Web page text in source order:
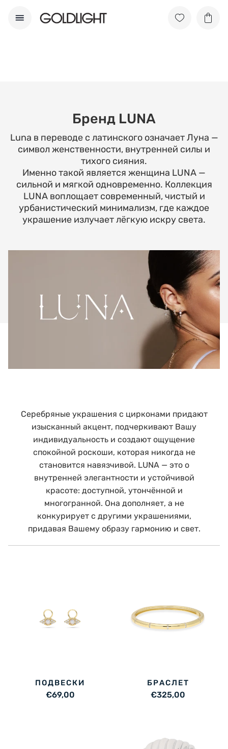
Бренд LUNA
Luna в переводе с латинского означает Луна —
символ женственности, внутренней силы и
тихого сияния.
Именно такой является женщина LUNA —
сильной и мягкой одновременно. Коллекция
LUNA воплощает современный, чистый и
урбанистический минимализм, где каждое
украшение излучает лёгкую искру света.
Серебряные украшения с цирконами придают
изысканный акцент, подчеркивают Вашу
индивидуальность и создают ощущение
спокойной роскоши, которая никогда не
становится навязчивой. LUNA — это о
внутренней элегантности и устойчивой
красоте: доступной, утончённой и
многогранной. Она дополняет, а не
конкурирует с другими украшениями,
придавая Вашему образу гармонию и свет.
ПОДВЕСКИ
€69,00
БРАСЛЕТ
€325,00